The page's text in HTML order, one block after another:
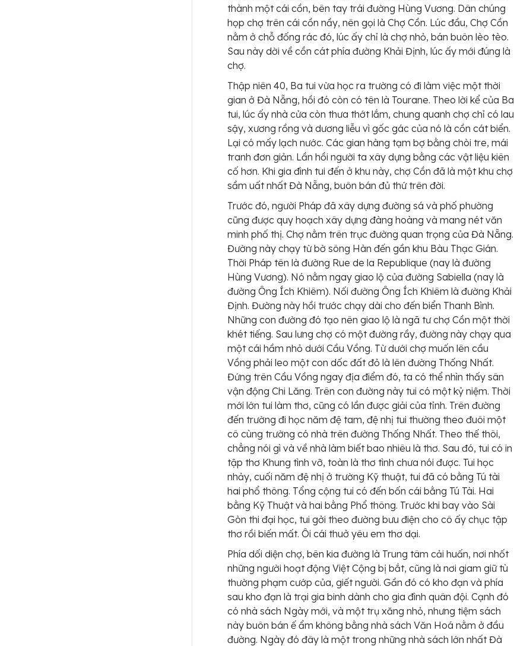
thành một cái cồn, bên tay trái đường Hùng Vương. Dân chúng
họp chợ trên cái cồn nầy, nên gọi là Chợ Cồn. Lúc đầu, Chợ Cồn
nằm ở chỗ đống rác đó, lúc ấy chỉ là chợ nhỏ, bán buôn lèo tèo.
Sau này dời về cồn cát phía đường Khải Định, lúc ấy mới đúng là
chợ.
Thập niên 40, Ba tui vừa học ra trường có đi làm việc một thời
gian ở Đà Nẵng, hồi đó còn có tên là Tourane. Theo lời kể của Ba
tui, lúc ấy nhà cửa còn thưa thớt lắm, chung quanh chợ chỉ có lau
sậy, xương rồng và dương liễu vì gốc gác của nó là cồn cát biển.
Lại có mấy lạch nước. Các gian hàng tạm bợ bằng chòi tre, mái
tranh đơn giản. Lần hồi người ta xây dựng bằng các vật liệu kiên
cố hơn. Khi gia đình tui đến ở khu này, chợ Cồn đã là một khu chợ
sầm uất nhất Đà Nẵng, buôn bán đủ thứ trên đời.
Trước đó, người Pháp đã xây dựng đường sá và phố phường
cũng được quy hoạch xây dựng đàng hoàng và mang nét văn
minh phố thị. Chợ nằm trên trục đường quan trọng của Đà Nẵng.
Đường này chạy từ bờ sông Hàn đến gần khu Bàu Thạc Gián.
Thời Pháp tên là đường Rue de la Republique (nay là đường
Hùng Vương). Nó nằm ngay giao lộ của đường Sabiella (nay là
đường Ông Ích Khiêm). Nối đường Ông Ích Khiêm là đường Khải
Định. Đường này hồi trước chạy dài cho đến biển Thanh Bình.
Những con đường đó tạo nên giao lộ là ngã tư chợ Cồn một thời
khét tiếng. Sau lưng chợ có một đường rầy, đường này chạy qua
một cái hầm nhỏ dưới Cầu Vồng. Từ dưới chợ muốn lên cầu
Vồng phải leo một con dốc đất đỏ là lên đường Thống Nhất.
Đứng trên Cầu Vồng ngay địa điểm đó, ta có thể nhìn thấy sân
vận động Chi Lăng. Trên con đường này tui có một kỷ niệm. Thời
mới lớn tui làm thơ, cũng có lần được giải của tỉnh. Trên đường
đến trường đi học năm đệ tam, đệ nhị tui thường theo đuôi một
cô cùng trường có nhà trên đường Thống Nhất. Theo thế thôi,
chẳng nói gì và về nhà làm biết bao nhiêu là thơ. Sau đó, tui có in
tập thơ Khung tình vỡ, toàn là thơ tình chưa nói được. Tui học
nhảy, cuối năm đệ nhị ở trường Kỹ thuật, tui đã có bằng Tú tài
hai phổ thông. Tổng cộng tui có đến bốn cái bằng Tú Tài. Hai
bằng Kỹ Thuật và hai bằng Phổ thông. Trước khi bay vào Sài
Gòn thi đại học, tui gởi theo đường bưu điện cho cô ấy chục tập
thơ rồi biến mất. Ôi cái thuở yêu em thơ dại.
Phía dối diện chợ, bên kia đường là Trung tâm cải huấn, nơi nhốt
những người hoạt động Việt Cộng bị bắt, cũng là nơi giam giữ tù
thường phạm cướp của, giết người. Gần đó có kho đạn và phía
sau kho đạn là trại gia binh dành cho gia đình quân đội. Cạnh đó
có nhà sách Ngày mới, và một trụ xăng nhỏ, nhưng tiệm sách
này buôn bán ế ẩm không bằng nhà sách Văn Hoá nằm ở đầu
đường. Ngày đó đây là một trong những nhà sách lớn nhất Đà